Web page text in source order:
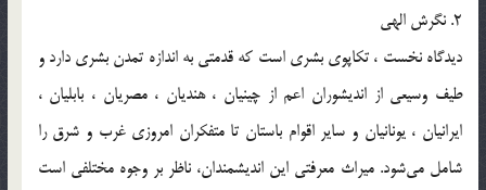
2. نگرش الهى‌
ديدگاه نخست ، تكاپوى بشرى است كه قدمتى به اندازه تمدن بشرى دارد و
طيف وسيعى از انديشوران اعم از چينيان ، هنديان ، مصريان ، بابليان ،
ايرانيان ، يونانيان و ساير اقوام باستان تا متفكران امروزى غرب و شرق را
شامل مى‌شود. ميراث معرفتى اين انديشمندان، ناظر بر وجوه مختلفى است